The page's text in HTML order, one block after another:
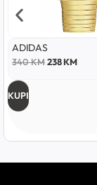
ADIDAS
340KM238KM
KUPI